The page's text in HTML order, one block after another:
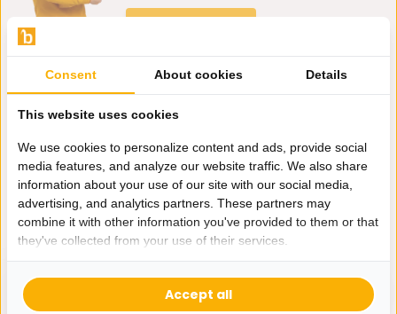
klantenservice@bazaaronline.nl
Ontvang de nieuwste aanbiedingen en promoties. We zullen
je niet spammen, beloofd.
* Lees hier de wettelijke beperkingen
Consent About cookies Details
This website uses cookies
We use cookies to personalize content and ads, provide social
media features, and analyze our website traffic. We also share
information about your use of our site with our social media,
advertising, and analytics partners. These partners may
combine it with other information you've provided to them or that
they've collected from your use of their services.
Accept all